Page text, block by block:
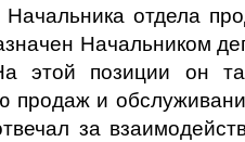
отдела
Начальником
этой позиции он
продаж и
за